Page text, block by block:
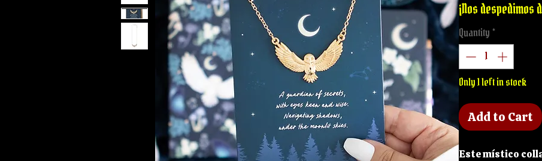
¡Nos despedimos
Quantity *
Only 1 left in stock
Add to Cart
Este místico